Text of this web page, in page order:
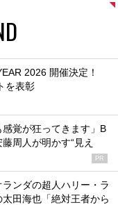
2026 開催決定！
を表彰
感覚が狂ってきます」B
周人が明かす“見え
PR
ンダの超人ハリー・ラ
田海也「絶対王者から